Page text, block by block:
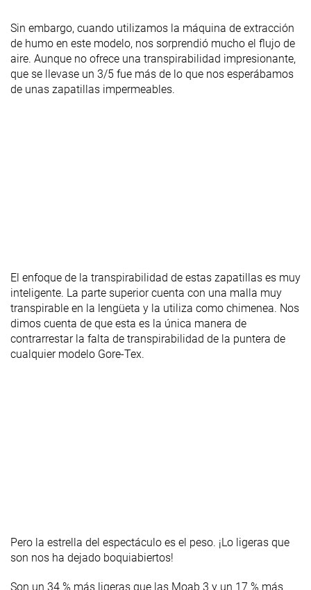
Sin embargo, cuando utilizamos la máquina de extracción
de humo en este modelo, nos sorprendió mucho el flujo de
aire. Aunque no ofrece una transpirabilidad impresionante,
que se llevase un 3/5 fue más de lo que nos esperábamos
de unas zapatillas impermeables.
El enfoque de la transpirabilidad de estas zapatillas es muy
inteligente. La parte superior cuenta con una malla muy
transpirable en la lengüeta y la utiliza como chimenea. Nos
dimos cuenta de que esta es la única manera de
contrarrestar la falta de transpirabilidad de la puntera de
cualquier modelo Gore-Tex.
Pero la estrella del espectáculo es el peso. ¡Lo ligeras que
son nos ha dejado boquiabiertos!
Son un 34 % más ligeras que las Moab 3 y un 17 % más